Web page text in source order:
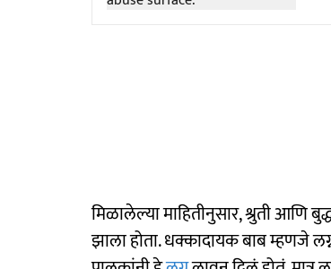
मिळालेल्या माहितीनुसार, श्रुती आणि
झाला होता. धक्कादायक बाब म्हणजे